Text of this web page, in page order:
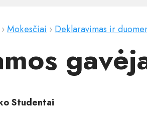
›Mokesčiai › Deklaravimas ir
Studentai